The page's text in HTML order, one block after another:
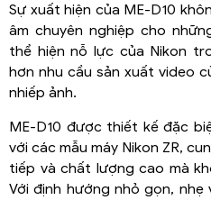
Sự xuất hiện của ME-D10
âm chuyên nghiệp cho
thể hiện nỗ lực của Nikon
hơn nhu cầu sản xuất video
nhiếp ảnh.
ME-D10 được thiết kế đặc
với các mẫu máy Nikon ZR,
tiếp và chất lượng cao mà
Với định hướng nhỏ gọn,